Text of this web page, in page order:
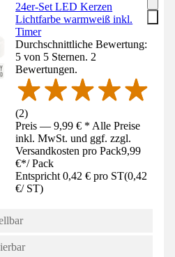
24er-Set LED Kerzen
Lichtfarbe warmweiß inkl.
Timer
Durchschnittliche Bewertung:
5 von 5 Sternen. 2
Bewertungen.
(2)
Preis — 9,99 € * Alle Preise
inkl. MwSt. und ggf. zzgl.
Versandkosten pro Pack9,99
€*/ Pack
Entspricht 0,42 € pro ST(0,42
€/ ST)